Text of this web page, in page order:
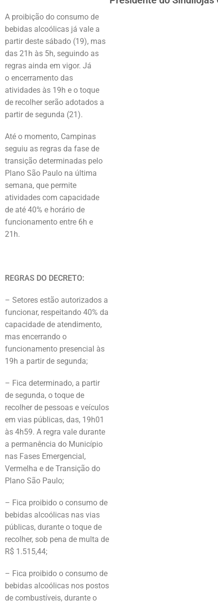
A proibição do consumo de
bebidas alcoólicas já vale a
partir deste sábado (19), mas
das 21h às 5h, seguindo as
regras ainda em vigor. Já
o encerramento das
atividades às 19h e o toque
de recolher serão adotados a
partir de segunda (21).
Até o momento, Campinas
seguiu as regras da fase de
transição determinadas pelo
Plano São Paulo na última
semana, que permite
atividades com capacidade
de até 40% e horário de
funcionamento entre 6h e
21h.
REGRAS DO DECRETO:
– Setores estão autorizados a
funcionar, respeitando 40% da
capacidade de atendimento,
mas encerrando o
funcionamento presencial às
19h a partir de segunda;
– Fica determinado, a partir
de segunda, o toque de
recolher de pessoas e veículos
em vias públicas, das, 19h01
às 4h59. A regra vale durante
a permanência do Município
nas Fases Emergencial,
Vermelha e de Transição do
Plano São Paulo;
– Fica proibido o consumo de
bebidas alcoólicas nas vias
públicas, durante o toque de
recolher, sob pena de multa de
R$ 1.515,44;
– Fica proibido o consumo de
bebidas alcoólicas nos postos
de combustíveis, durante o